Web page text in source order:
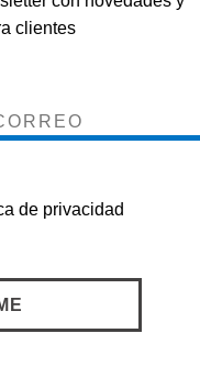
clientes
de privacidad